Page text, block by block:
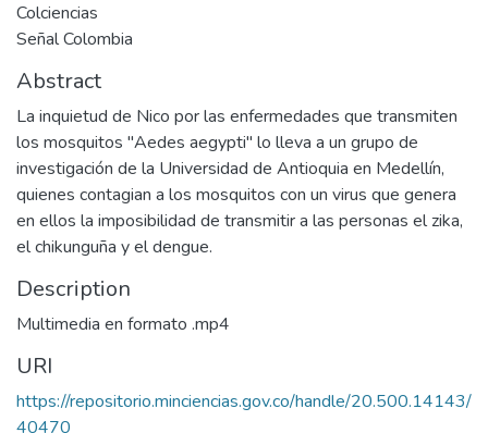
Colciencias
Señal Colombia
Abstract
La inquietud de Nico por las enfermedades que transmiten
los mosquitos "Aedes aegypti" lo lleva a un grupo de
investigación de la Universidad de Antioquia en Medellín,
quienes contagian a los mosquitos con un virus que genera
en ellos la imposibilidad de transmitir a las personas el zika,
el chikunguña y el dengue.
Description
Multimedia en formato .mp4
URI
https://repositorio.minciencias.gov.co/handle/20.500.14143/
40470